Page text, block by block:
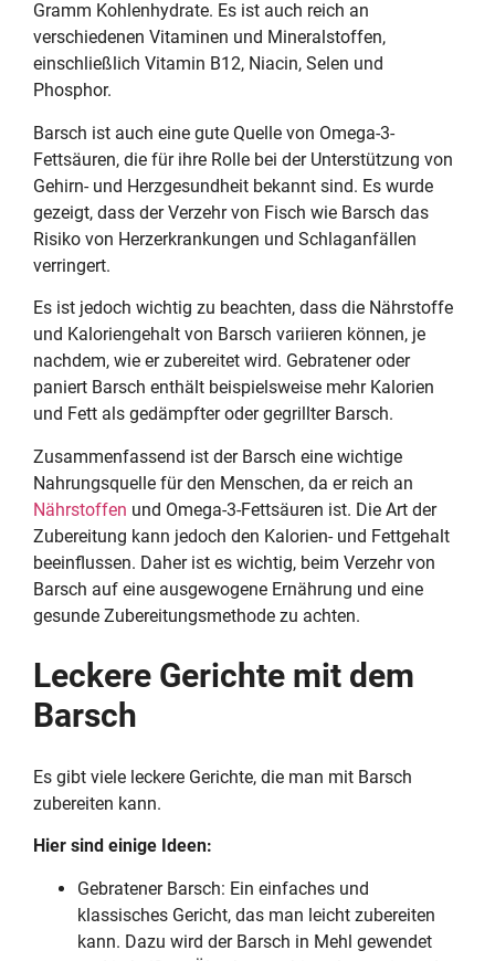
Gramm Kohlenhydrate. Es ist auch reich an
verschiedenen Vitaminen und Mineralstoffen,
einschließlich Vitamin B12, Niacin, Selen und
Phosphor.
Barsch ist auch eine gute Quelle von Omega-3-
Fettsäuren, die für ihre Rolle bei der Unterstützung von
Gehirn- und Herzgesundheit bekannt sind. Es wurde
gezeigt, dass der Verzehr von Fisch wie Barsch das
Risiko von Herzerkrankungen und Schlaganfällen
verringert.
Es ist jedoch wichtig zu beachten, dass die Nährstoffe
und Kaloriengehalt von Barsch variieren können, je
nachdem, wie er zubereitet wird. Gebratener oder
paniert Barsch enthält beispielsweise mehr Kalorien
und Fett als gedämpfter oder gegrillter Barsch.
Zusammenfassend ist der Barsch eine wichtige
Nahrungsquelle für den Menschen, da er reich an
Nährstoffen und Omega-3-Fettsäuren ist. Die Art der
Zubereitung kann jedoch den Kalorien- und Fettgehalt
beeinflussen. Daher ist es wichtig, beim Verzehr von
Barsch auf eine ausgewogene Ernährung und eine
gesunde Zubereitungsmethode zu achten.
Leckere Gerichte mit dem
Barsch
Es gibt viele leckere Gerichte, die man mit Barsch
zubereiten kann.
Hier sind einige Ideen:
Gebratener Barsch: Ein einfaches und
klassisches Gericht, das man leicht zubereiten
kann. Dazu wird der Barsch in Mehl gewendet